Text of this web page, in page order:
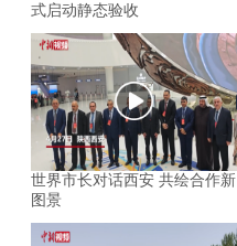
式启动静态验收
世界市长对话西安 共绘合作新
图景